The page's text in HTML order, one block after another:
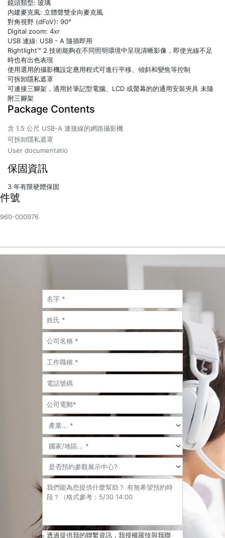
鏡頭類型: 玻璃
內建麥克風: 立體聲雙全向麥克風
對角視野 (dFoV): 90°
Digital zoom: 4xr
USB 連線: USB - A 隨插即用
Rightlight™ 2 技術能夠在不同照明環境中呈現清晰影像，即使光線不足
時也有出色表現
使用選用的攝影機設定應用程式可進行平移、傾斜和變焦等控制
可拆卸隱私遮罩
可連接三腳架，適用於筆記型電腦、LCD 或螢幕的的通用安裝夾具 未隨
附三腳架
Package Contents
含 1.5 公尺 USB-A 連接線的網路攝影機
可拆卸隱私遮罩
User documentatio
保固資訊
3 年有限硬體保固
件號
960-000976
透過提供我的聯繫資訊，我授權羅技與我聯